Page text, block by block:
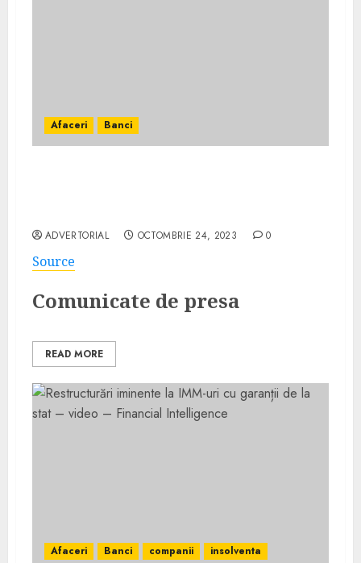
Afaceri Banci
ADVERTORIAL OCTOMBRIE 24, 2023 0
Source
Comunicate de presa
READ MORE
Afaceri Banci companii
insolventa